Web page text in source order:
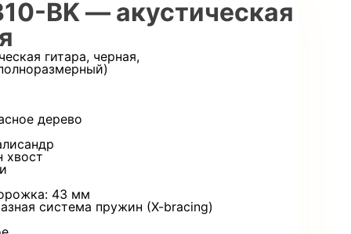
BK — акустическая
гитара, черная,
дерево
хвост
43 мм
система пружин (X-bracing)